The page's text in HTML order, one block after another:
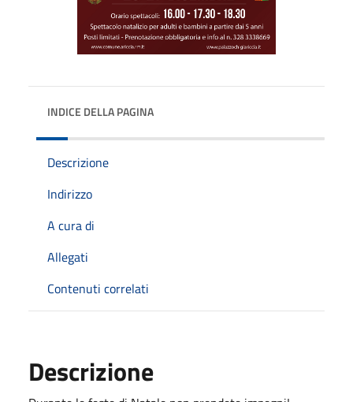
INDICE DELLA PAGINA
Descrizione
Indirizzo
A cura di
Allegati
Contenuti correlati
Descrizione